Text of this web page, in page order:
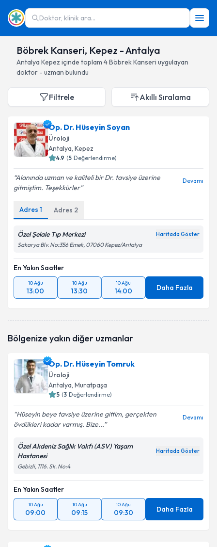
Doktor, klinik ara...
Böbrek Kanseri, Kepez - Antalya
Antalya Kepez içinde toplam 4Böbrek Kanseri uygulayan
doktor - uzman bulundu
Filtrele Akıllı Sıralama
Op. Dr. Hüseyin Soyan
Üroloji
Antalya, Kepez
4.9 (5 Değerlendirme)
Alanında uzman ve kaliteli bir Dr. tavsiye üzerine
gitmiştim. Teşekkürler
Devamı
Adres 1 Adres 2
Özel Şelale Tıp Merkezi Haritada Göster
Sakarya Blv. No:356 Emek, 07060 Kepez/Antalya
En Yakın Saatler
10 Ağu
13:00
10 Ağu
13:30
10 Ağu
14:00 Daha Fazla
Bölgenize yakın diğer uzmanlar
Op. Dr. Hüseyin Tomruk
Üroloji
Antalya, Muratpaşa
5 (3 Değerlendirme)
Hüseyin beye tavsiye üzerine gittim, gerçekten
övdükleri kadar varmış. Bize...
Devamı
Özel Akdeniz Sağlık Vakfı (ASV) Yaşam
Hastanesi
Haritada Göster
Gebizli, 1116. Sk. No:4
En Yakın Saatler
10 Ağu
09:00
10 Ağu
09:15
10 Ağu
09:30 Daha Fazla